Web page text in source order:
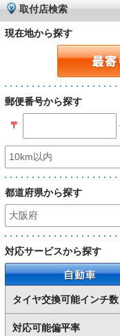
取付店検索
現在地から探す
郵便番号から探す
〒
都道府県から探す
対応サービスから探す
タイヤ交換可能インチ数
対応可能偏平率